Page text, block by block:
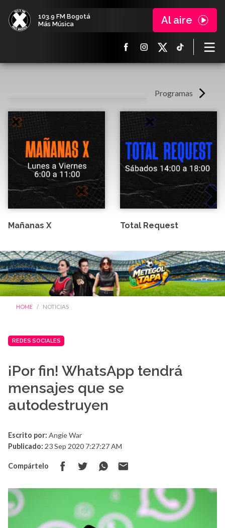
103.9 FM Bogotá
Más Música
Al aire
Programas
Mañanas X Total Request
HOME NOTICIAS
REDES SOCIALES
¡Por fin! WhatsApp tendrá
mensajes que se
autodestruyen
Escrito por: Angie War
Publicado: 23 Sep 2020 7:27:27 AM
Compártelo